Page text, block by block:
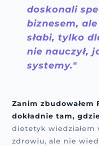
doskonali
biznesem,
słabi, tylko
nie nauczył,
systemy."
Zanim zbudowałem
dokładnie tam,
dietetyk wiedziałem
zdrowiu, ale nie